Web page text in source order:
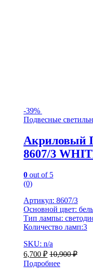
-39%
Подвесные
Акриловый
8607/3
0 out of 5
(0)
Артикул: 8607/3
Основной цвет:
Тип лампы:
Количество ламп:3
SKU: n/a
6,700 ₽ 10,900₽
Подробнее